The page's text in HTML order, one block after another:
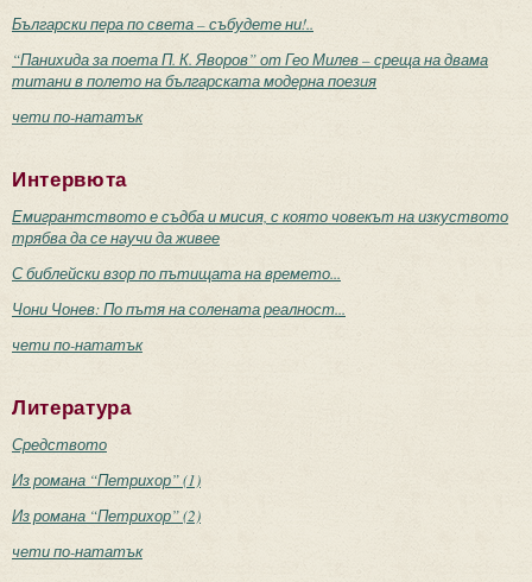
Български пера по света – събудете ни!..
“Панихида за поета П. К. Яворов” от Гео Милев – среща на двама
титани в полето на българската модерна поезия
чети по-нататък
Интервюта
Емигрантството е съдба и мисия, с която човекът на изкуството
трябва да се научи да живее
С библейски взор по пътищата на времето...
Чони Чонев: По пътя на солената реалност...
чети по-нататък
Литература
Средството
Из романа “Петрихор” (1)
Из романа “Петрихор” (2)
чети по-нататък